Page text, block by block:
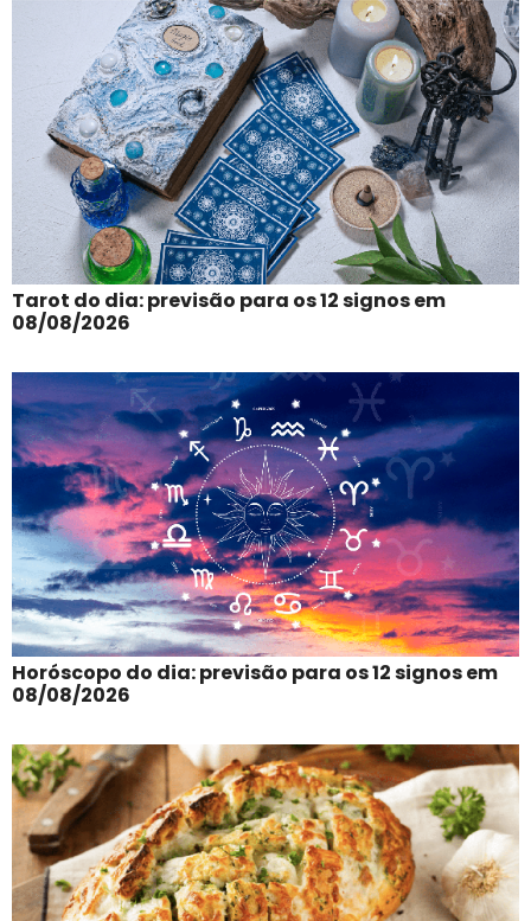
Tarot do dia: previsão para os 12 signos em
08/08/2026
Horóscopo do dia: previsão para os 12 signos em
08/08/2026